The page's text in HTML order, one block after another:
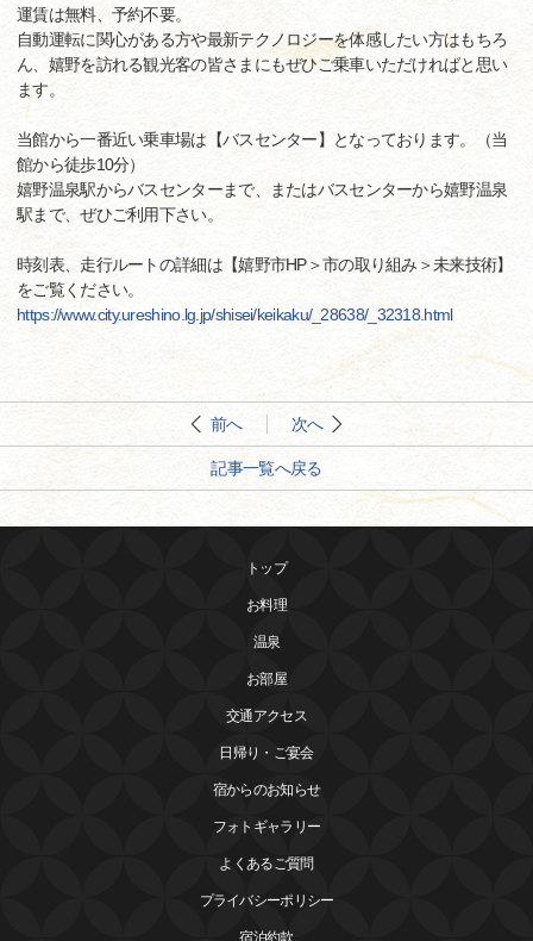
運賃は無料、予約不要。
自動運転に関心がある方や最新テクノロジーを体感したい方はもちろ
ん、嬉野を訪れる観光客の皆さまにもぜひご乗車いただければと思い
ます。
当館から一番近い乗車場は【バスセンター】となっております。（当
館から徒歩10分）
嬉野温泉駅からバスセンターまで、またはバスセンターから嬉野温泉
駅まで、ぜひご利用下さい。
時刻表、走行ルートの詳細は【嬉野市HP＞市の取り組み＞未来技術】
をご覧ください。
https://www.city.ureshino.lg.jp/shisei/keikaku/_28638/_32318.html
前へ 次へ
記事一覧へ戻る
トップ
お料理
温泉
お部屋
交通アクセス
日帰り・ご宴会
宿からのお知らせ
フォトギャラリー
よくあるご質問
プライバシーポリシー
宿泊約款